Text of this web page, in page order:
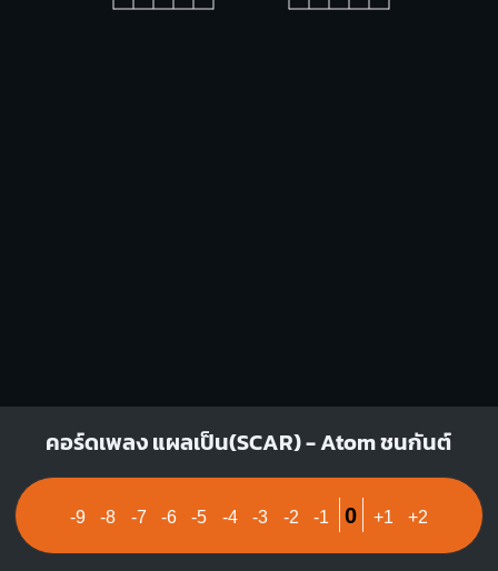
X O O
1
X O
1
คอร์ดเพลง แผลเป็น(SCAR) - Atom ชนกันต์
-9 -8 -7 -6 -5 -4 -3 -2 -1 0 +1 +2